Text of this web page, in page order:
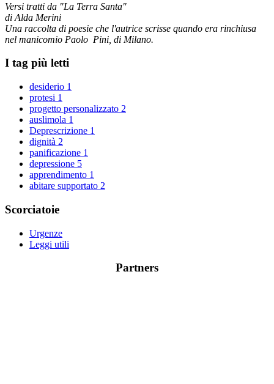
Versi tratti da "La Terra Santa"
di Alda Merini
Una raccolta di poesie che l'autrice scrisse quando era rinchiusa
nel manicomio Paolo Pini, di Milano.
I tag più letti
desiderio 1
protesi 1
progetto personalizzato 2
auslimola 1
Deprescrizione 1
dignità 2
panificazione 1
depressione 5
apprendimento 1
abitare supportato 2
Scorciatoie
Urgenze
Leggi utili
Partners